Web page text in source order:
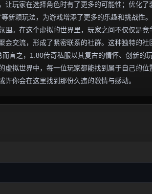
让玩家在选择角色时有了更多的可能性；优化
新颖玩法，为游戏增添了更多的乐趣和挑战性
围。在这个虚拟的世界里，玩家之间不仅仅是
会交流，形成了紧密联系的社群。这种独特的
言之，1.80传奇私服以其复古的情怀、创新的
虚拟世界中，每一位玩家都能找到属于自己的
许你会在这里找到那份久违的激情与感动。